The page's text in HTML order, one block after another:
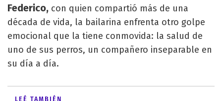
Federico, con quien compartió más de una
década de vida, la bailarina enfrenta otro golpe
emocional que la tiene conmovida: la salud de
uno de sus perros, un compañero inseparable en
su día a día.
LEÉ TAMBIÉN